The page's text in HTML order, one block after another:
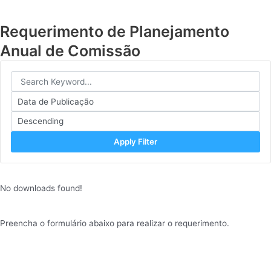
Requerimento de Planejamento
Anual de Comissão
Apply Filter
No downloads found!
Preencha o formulário abaixo para realizar o requerimento.